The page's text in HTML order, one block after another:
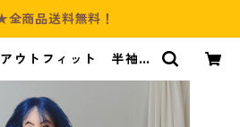
全商品送料無料！
ウトフィット 半袖シ